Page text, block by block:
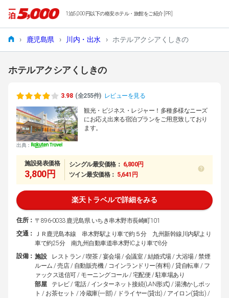
1泊5,000円以下の格安ホテル・旅館をご紹介 [PR]
› 鹿児島県 › 川内・出水 › ホテルアクシアくしきの
ホテルアクシアくしきの
3.98 (全255件) レビューを見る
出典：
観光・ビジネス・レジャー！多種多様なニーズ
にお応え出来る宿泊プランをご用意致しており
ます。
施設発表価格
3,800円
シングル最安価格： 6,800円
ツイン最安価格： 5,641円
楽天トラベルで詳細をみる
住所： 〒896-0033 鹿児島県 いちき串木野市長崎町101
交通：
ＪＲ鹿児島本線 串木野駅より車で約５分 九州新幹線川内駅より
車で約25分 南九州自動車道串木野ICより車で8分
設備： 施設
レストラン / 喫茶 / 宴会場 / 会議室 / 結婚式場 / 大浴場 / 禁煙
ルーム / 売店 / 自動販売機 / コインランドリー(有料) / 貸自転車 / フ
ァックス送信可 / モーニングコール / 宅配便 / 駐車場あり
部屋
テレビ / 電話 / インターネット接続(LAN形式) / 湯沸かしポッ
ト / お茶セット / 冷蔵庫(一部) / ドライヤー(貸出) / アイロン(貸出) /